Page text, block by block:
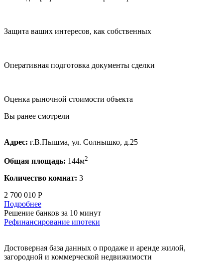
Защита ваших интересов, как собственных
Оперативная подготовка документы сделки
Оценка рыночной стоимости объекта
Вы ранее смотрели
Адрес: г.В.Пышма, ул. Солнышко, д.25
Общая площадь: 144м2
Количество комнат: 3
2 700 010 Р
Подробнее
Решение банков за 10 минут
Рефинансирование ипотеки
Достоверная база данных о продаже и аренде жилой,
загородной и коммерческой недвижимости